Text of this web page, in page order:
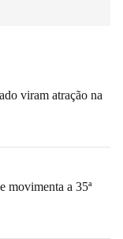
viram atração na
movimenta a 35ª